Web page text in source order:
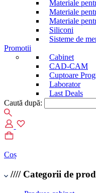
Materiale
Materiale
Materiale
Siliconi
Sisteme de
Promotii
Cabinet
CAD-CAM
Cuptoare
Laborator
Last Deals
Caută după:
When autocomplete results
Coș
//// Categorii de